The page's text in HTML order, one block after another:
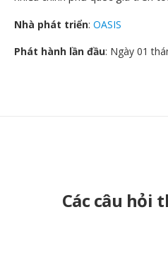
Nhà phát triển: OASIS
Phát hành lần đầu: Ngày 01
Các câu hỏi